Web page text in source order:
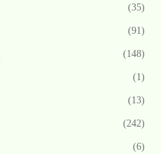
(35)
(91)
(148)
(1)
(13)
(242)
(6)